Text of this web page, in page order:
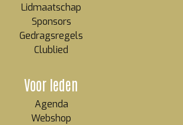
Lidmaatschap
Sponsors
Gedragsregels
Clublied
Voor leden
Agenda
Webshop